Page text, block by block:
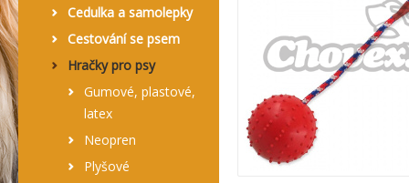
Cedulka a samolepky
Cestování se psem
Hračky pro psy
Gumové, plastové,
latex
Neopren
Plyšové